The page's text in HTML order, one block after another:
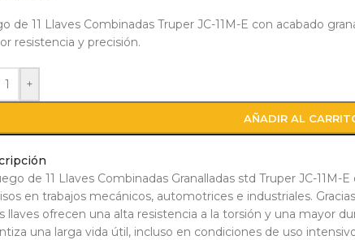
de 11 Llaves Combinadas Truper JC-11M-E con acabado
resistencia y precisión.
+
AÑADIR AL
de 11 Llaves Combinadas Granalladas std Truper JC-11M-
en trabajos mecánicos, automotrices e industriales.
llaves ofrecen una alta resistencia a la torsión y una mayor
una larga vida útil, incluso en condiciones de uso